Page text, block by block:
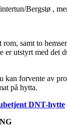
Bergstø ,
rom, samt to
er utstyrt med det
kan forvente av
på hytta.
DNT-hytte